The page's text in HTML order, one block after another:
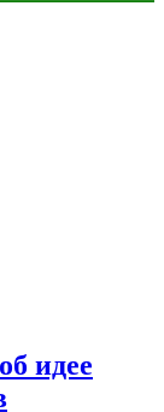
идее